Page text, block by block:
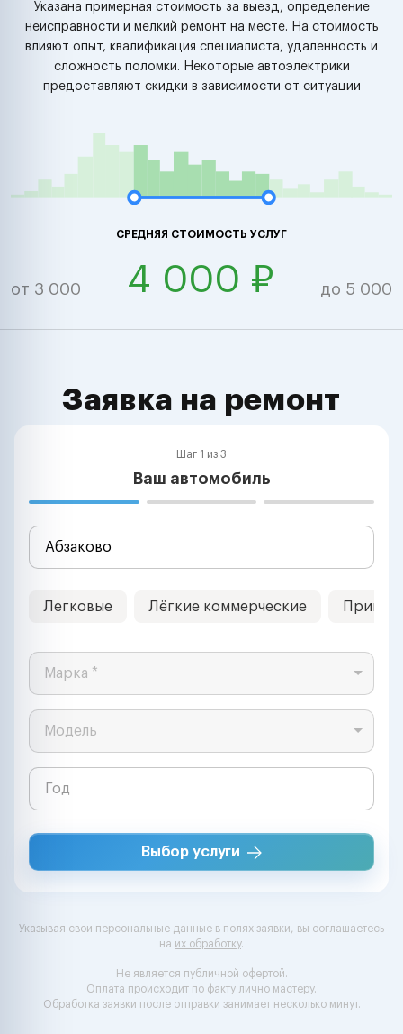
Указана примерная стоимость за выезд, определение
неисправности и мелкий ремонт на месте. На стоимость
влияют опыт, квалификация специалиста, удаленность и
сложность поломки. Некоторые автоэлектрики
предоставляют скидки в зависимости от ситуации
СРЕДНЯЯ СТОИМОСТЬ УСЛУГ
от 3 000 4 000 ₽ до 5 000
Заявка на ремонт
Шаг 1 из 3
Ваш автомобиль
Легковые Лёгкие коммерческие
Марка *
Модель
Выбор услуги
Указывая свои персональные данные в полях заявки, вы соглашаетесь
на их обработку.
Не является публичной офертой.
Оплата происходит по факту лично мастеру.
Обработка заявки после отправки занимает несколько минут.